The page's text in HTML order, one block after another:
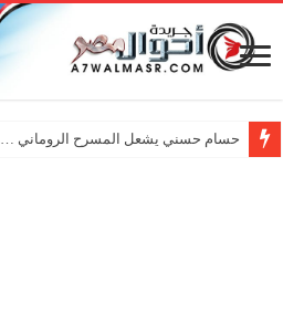
حسام حسني يشعل المسرح الروماني